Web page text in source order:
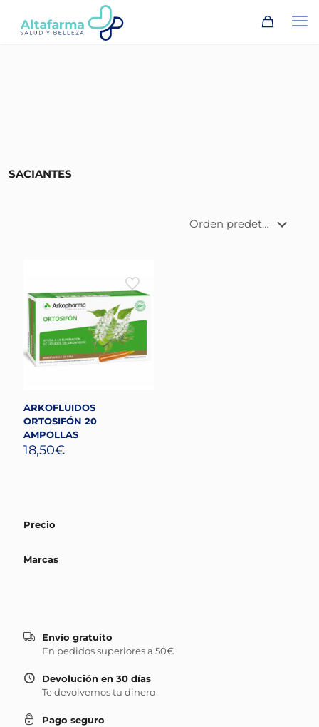
SACIANTES
ARKOFLUIDOS
ORTOSIFÓN 20
AMPOLLAS
18,50€
Precio
Marcas
Envío gratuito
En pedidos superiores a 50€
Devolución en 30 días
Te devolvemos tu dinero
Pago seguro